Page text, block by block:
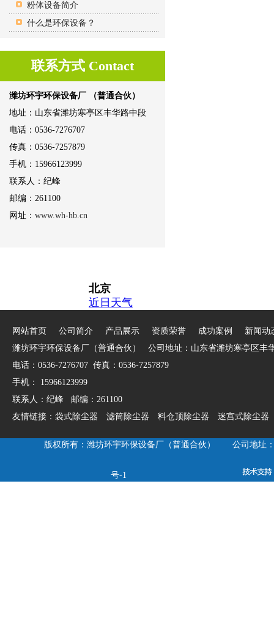
粉体设备简介
什么是环保设备？
联系方式 Contact
潍坊环宇环保设备厂 （普通合伙）
地址：山东省潍坊寒亭区丰华路中段
电话：0536-7276707
传真：0536-7257879
手机：15966123999
联系人：纪峰
邮编：261100
网址： www.wh-hb.cn
网站首页 公司简介 产品展示 资质荣誉 成功案例
新闻动
潍坊环宇环保设备厂（普通合伙） 公司地址：山东省潍坊寒亭区丰
电话：0536-7276707 传真：0536-7257879
手机： 15966123999
联系人：纪峰 邮编：261100
友情链接： 袋式除尘器 滤筒除尘器 料仓顶除尘器 迷宫式除尘器
版权所有：潍坊环宇环保设备厂（普通合伙） 公司地
号-1